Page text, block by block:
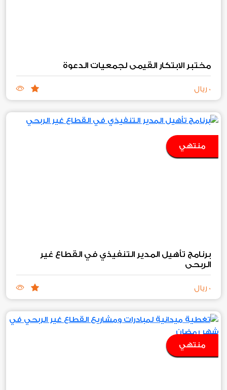
مختبر الابتكار القيمي لجمعيات الدعوة
0 ريال
منتهي
برنامج تأهيل المدير التنفيذي في القطاع غير
الربحي
0 ريال
منتهي